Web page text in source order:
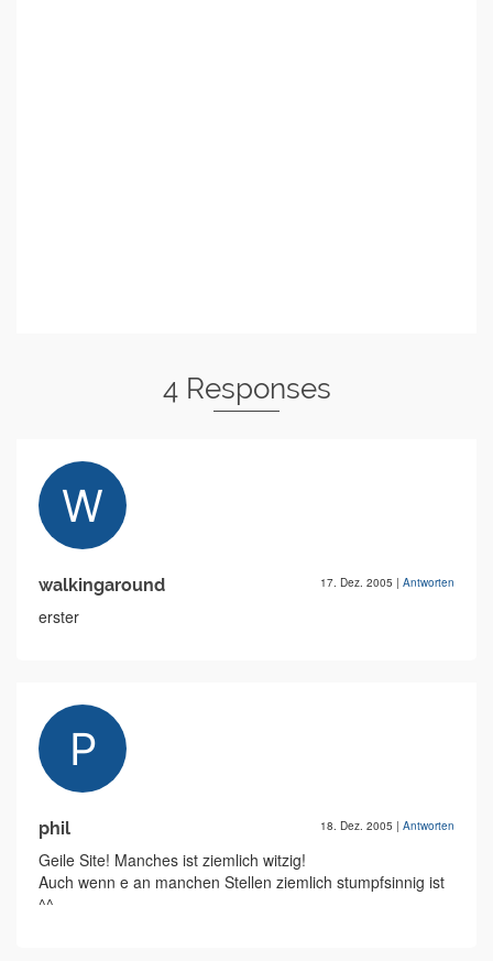
4 Responses
walkingaround 17. Dez. 2005 | Antworten
erster
phil 18. Dez. 2005 | Antworten
Geile Site! Manches ist ziemlich witzig!
Auch wenn e an manchen Stellen ziemlich stumpfsinnig ist
^^